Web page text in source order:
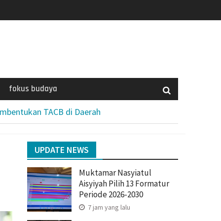
fokus budaya
TACB di Daerah
UPDATE NEWS
Muktamar Nasyiatul
Aisyiyah Pilih 13 Formatur
Periode 2026-2030
7 jam yang lalu